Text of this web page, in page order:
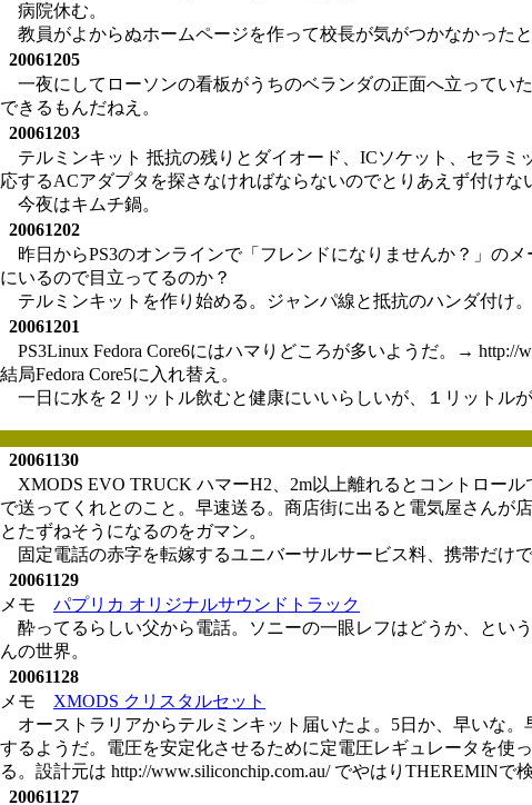
病院休む。
教員がよからぬホームページを作って校長が気がつかなかった
20061205
一夜にしてローソンの看板がうちのベランダの正面へ立ってい
できるもんだねえ。
20061203
テルミンキット 抵抗の残りとダイオード、ICソケット、セラ
応するACアダプタを探さなければならないのでとりあえず付けな
今夜はキムチ鍋。
20061202
昨日からPS3のオンラインで「フレンドになりませんか？」の
にいるので目立ってるのか？
テルミンキットを作り始める。ジャンパ線と抵抗のハンダ付け
20061201
PS3Linux Fedora Core6にはハマりどころが多いようだ。→ http://
結局Fedora Core5に入れ替え。
一日に水を２リットル飲むと健康にいいらしいが、１リットル
20061130
XMODS EVO TRUCK ハマーH2、2m以上離れるとコントロー
で送ってくれとのこと。早速送る。商店街に出ると電気屋さんが
とたずねそうになるのをガマン。
固定電話の赤字を転嫁するユニバーサルサービス料、携帯だけ
20061129
メモ パプリカ オリジナルサウンドトラック
酔ってるらしい父から電話。ソニーの一眼レフはどうか、とい
んの世界。
20061128
メモ XMODS クリスタルセット
オーストラリアからテルミンキット届いたよ。5日か、早いな
するようだ。電圧を安定化させるために定電圧レギュレータを使
る。設計元は http://www.siliconchip.com.au/ でやはりTHEREMINで
20061127